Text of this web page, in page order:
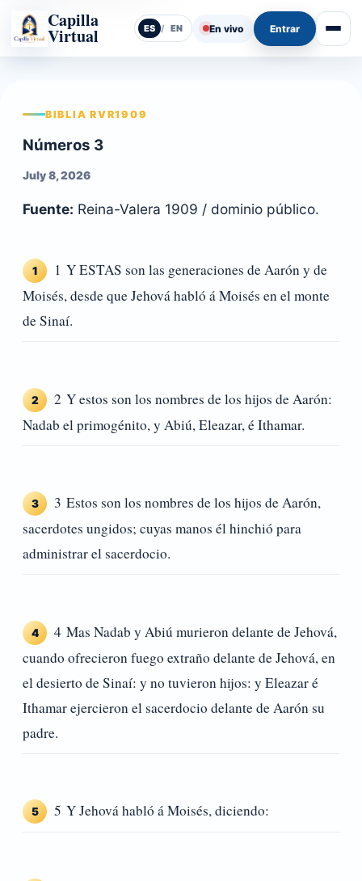
Capilla
Virtual ES / EN En vivo Entrar Abrir
BIBLIA RVR1909
Números 3
July 8, 2026
Fuente: Reina-Valera 1909 / dominio público.
1
1 Y ESTAS son las generaciones de Aarón y de
Moisés, desde que Jehová habló á Moisés en el monte
de Sinaí.
2
2 Y estos son los nombres de los hijos de Aarón:
Nadab el primogénito, y Abiú, Eleazar, é Ithamar.
3
3 Estos son los nombres de los hijos de Aarón,
sacerdotes ungidos; cuyas manos él hinchió para
administrar el sacerdocio.
4
4 Mas Nadab y Abiú murieron delante de Jehová,
cuando ofrecieron fuego extraño delante de Jehová, en
el desierto de Sinaí: y no tuvieron hijos: y Eleazar é
Ithamar ejercieron el sacerdocio delante de Aarón su
padre.
5 5 Y Jehová habló á Moisés, diciendo: